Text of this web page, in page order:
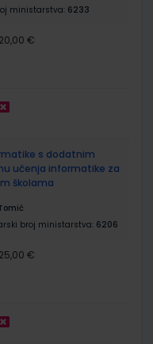
ministarstva: 6233
20,00 €
s dodatnim
učenja informatike za
školama
broj ministarstva: 6206
25,00 €